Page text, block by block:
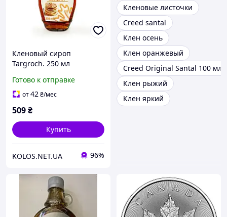
Кленовый сироп
Targroch. 250 мл
Готово к отправке
от42₴/мес
509₴
Купить
KOLOS.NET.UA 96%
Кленовые листочки
Creed santal
Клен осень
Клен оранжевый
Creed Original Santal 100 мл
Клен рыжий
Клен яркий